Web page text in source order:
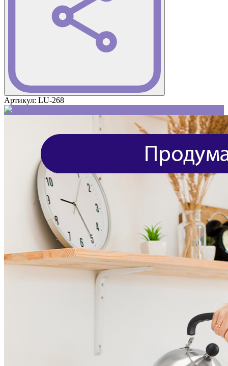
Артикул: LU-268